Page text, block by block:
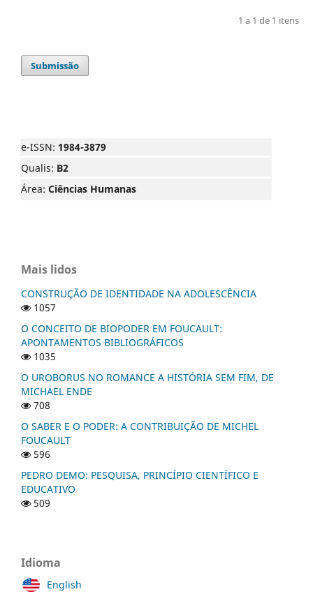
1 a 1 de 1 itens
Submissão
e-ISSN: 1984-3879
Qualis: B2
Área: Ciências Humanas
Mais lidos
CONSTRUÇÃO DE IDENTIDADE NA ADOLESCÊNCIA
1057
O CONCEITO DE BIOPODER EM FOUCAULT:
APONTAMENTOS BIBLIOGRÁFICOS
1035
O UROBORUS NO ROMANCE A HISTÓRIA SEM FIM, DE
MICHAEL ENDE
708
O SABER E O PODER: A CONTRIBUIÇÃO DE MICHEL
FOUCAULT
596
PEDRO DEMO: PESQUISA, PRINCÍPIO CIENTÍFICO E
EDUCATIVO
509
Idioma
English